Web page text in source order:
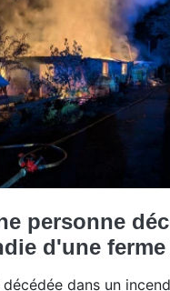
personne
d'une ferme
dans un